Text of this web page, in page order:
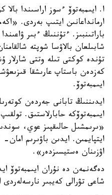
ا. ايىمبەتوۆ ءسوز اراسىندا
ارمانداعانىن ايتىپ بەردى.
باراتىنبىز. ءتۇننىڭ ءبىر
شابىلعان بالاۋسا شوپتە
تۇندە كوكتى تىلە وتتى
كەزدەن باستاپ عارىشقا
ايىمبەتوۆ.
ايدىننىڭ تابانى جەردەن
ايىمبەتوۆكە حابارلاستىق.
«ىرىمشىل حالىقپىز عوي،
ايتپايمىن. ايدىن باۋىرىم
اۋزىنان ەستيسىزدەر».
دەگەنمەن دە نۇران ايىمبەتوۆ
شاعى تۋرالى كەيبىر